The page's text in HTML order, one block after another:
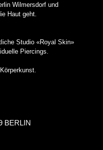
Wilmersdorf und
Haut geht.
Studio «Royal Skin»
Piercings.
BERLIN